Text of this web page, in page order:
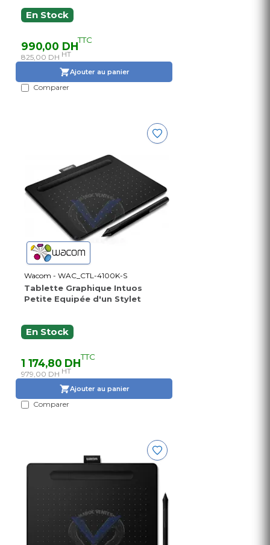
En Stock
990,00 DHTTC
825,00 DH HT
Ajouter au panier
Comparer
Wacom - WAC_CTL-4100K-S
Tablette Graphique Intuos
Petite Equipée d'un Stylet
En Stock
1 174,80 DHTTC
979,00 DH HT
Ajouter au panier
Comparer